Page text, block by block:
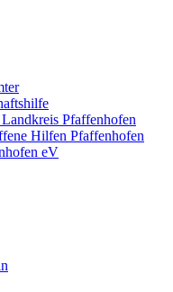
Pfaffenhofen
Hilfen Pfaffenhofen
eV